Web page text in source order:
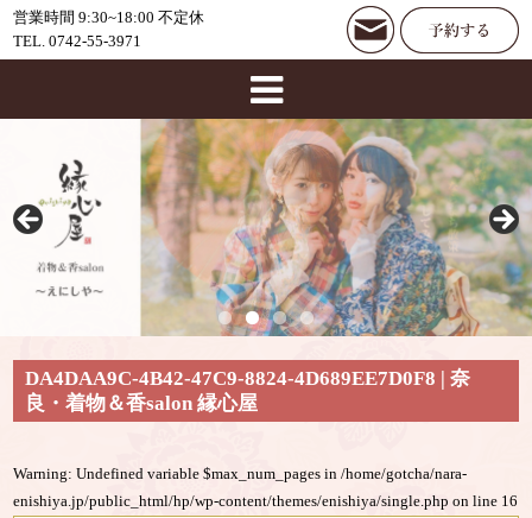
営業時間 9:30~18:00 不定休
TEL. 0742-55-3971
DA4DAA9C-4B42-47C9-8824-4D689EE7D0F8 | 奈
良・着物＆香salon 縁心屋
Warning: Undefined variable $max_num_pages in/home/gotcha/nara-
enishiya.jp/public_html/hp/wp-content/themes/enishiya/single.php on line 16